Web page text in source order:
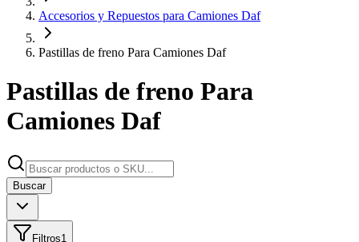
Accesorios y Repuestos para Camiones Daf
Pastillas de freno Para Camiones Daf
Pastillas de freno Para
Camiones Daf
Buscar
Filtros1